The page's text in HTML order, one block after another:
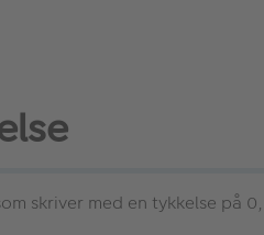
skriver med en tykkelse på